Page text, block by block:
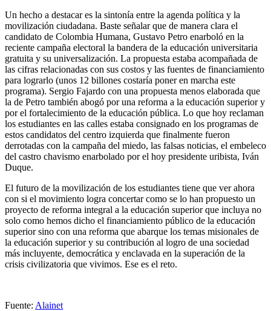
Un hecho a destacar es la sintonía entre la agenda política y la
movilización ciudadana. Baste señalar que de manera clara el
candidato de Colombia Humana, Gustavo Petro enarboló en la
reciente campaña electoral la bandera de la educación universitaria
gratuita y su universalización. La propuesta estaba acompañada de
las cifras relacionadas con sus costos y las fuentes de financiamiento
para lograrlo (unos 12 billones costaría poner en marcha este
programa). Sergio Fajardo con una propuesta menos elaborada que
la de Petro también abogó por una reforma a la educación superior y
por el fortalecimiento de la educación pública. Lo que hoy reclaman
los estudiantes en las calles estaba consignado en los programas de
estos candidatos del centro izquierda que finalmente fueron
derrotadas con la campaña del miedo, las falsas noticias, el embeleco
del castro chavismo enarbolado por el hoy presidente uribista, Iván
Duque.
El futuro de la movilización de los estudiantes tiene que ver ahora
con si el movimiento logra concertar como se lo han propuesto un
proyecto de reforma integral a la educación superior que incluya no
solo como hemos dicho el financiamiento público de la educación
superior sino con una reforma que abarque los temas misionales de
la educación superior y su contribución al logro de una sociedad
más incluyente, democrática y enclavada en la superación de la
crisis civilizatoria que vivimos. Ese es el reto.
Fuente: Alainet